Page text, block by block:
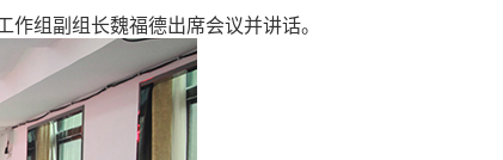
组副组长魏福德出席会议并讲话。